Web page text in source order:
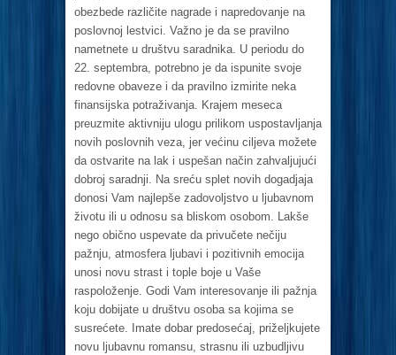
obezbede različite nagrade i napredovanje na
poslovnoj lestvici. Važno je da se pravilno
nametnete u društvu saradnika. U periodu do
22. septembra, potrebno je da ispunite svoje
redovne obaveze i da pravilno izmirite neka
finansijska potraživanja. Krajem meseca
preuzmite aktivniju ulogu prilikom uspostavljanja
novih poslovnih veza, jer većinu ciljeva možete
da ostvarite na lak i uspešan način zahvaljujući
dobroj saradnji. Na sreću splet novih dogadjaja
donosi Vam najlepše zadovoljstvo u ljubavnom
životu ili u odnosu sa bliskom osobom. Lakše
nego obično uspevate da privučete nečiju
pažnju, atmosfera ljubavi i pozitivnih emocija
unosi novu strast i tople boje u Vaše
raspoloženje. Godi Vam interesovanje ili pažnja
koju dobijate u društvu osoba sa kojima se
susrećete. Imate dobar predosećaj, priželjkujete
novu ljubavnu romansu, strasnu ili uzbudljivu